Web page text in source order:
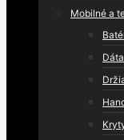
Mobilné a